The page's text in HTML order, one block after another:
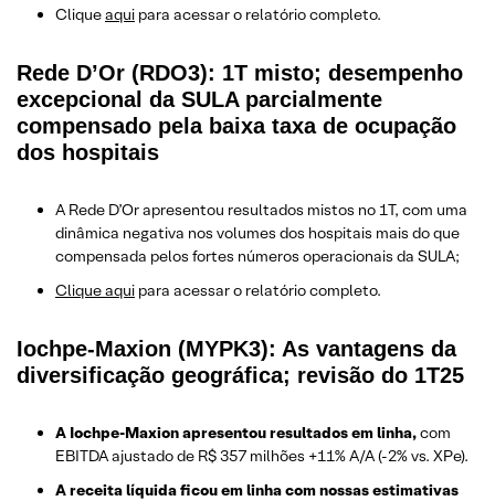
Cliqueaqui para acessar o relatório completo.
Rede D’Or (RDO3): 1T misto; desempenho
excepcional da SULA parcialmente
compensado pela baixa taxa de ocupação
dos hospitais
A Rede D’Or apresentou resultados mistos no 1T, com uma
dinâmica negativa nos volumes dos hospitais mais do que
compensada pelos fortes números operacionais da SULA;
Clique aqui para acessar o relatório completo.
Iochpe-Maxion (MYPK3): As vantagens da
diversificação geográfica; revisão do 1T25
A Iochpe-Maxion apresentou resultados em linha,com
EBITDA ajustado de R$ 357 milhões +11% A/A (-2% vs. XPe).
A receita líquida ficou em linha com nossas estimativas